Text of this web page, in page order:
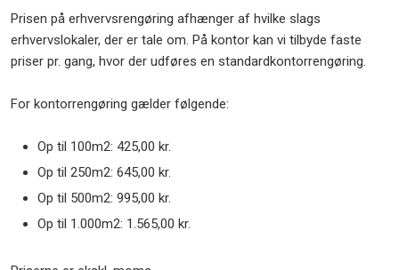
Prisen på erhvervsrengøring afhænger af hvilke slags
erhvervslokaler, der er tale om. På kontor kan vi tilbyde faste
priser pr. gang, hvor der udføres en standardkontorrengøring.
For kontorrengøring gælder følgende:
Op til 100m2: 425,00 kr.
Op til 250m2: 645,00 kr.
Op til 500m2: 995,00 kr.
Op til 1.000m2: 1.565,00 kr.